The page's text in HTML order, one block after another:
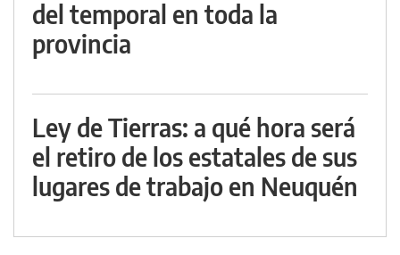
del temporal en toda la
provincia
Ley de Tierras: a qué hora será
el retiro de los estatales de sus
lugares de trabajo en Neuquén